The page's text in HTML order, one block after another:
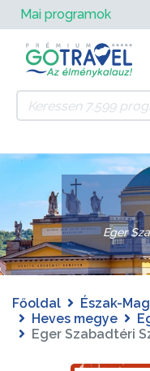
Mai programok
Eger
Főoldal
Észak-
Heves megye
Eger Szabadtéri